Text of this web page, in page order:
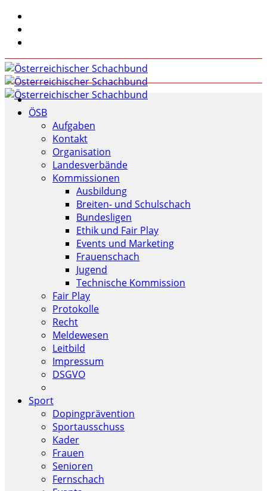
ÖSB
Aufgaben
Kontakt
Organisation
Landesverbände
Kommissionen
Ausbildung
Breiten- und Schulschach
Bundesligen
Ethik und Fair Play
Events und Marketing
Frauenschach
Jugend
Technische Kommission
Fair Play
Protokolle
Recht
Meldewesen
Leitbild
Impressum
DSGVO
Sport
Dopingprävention
Sportausschuss
Kader
Frauen
Senioren
Fernschach